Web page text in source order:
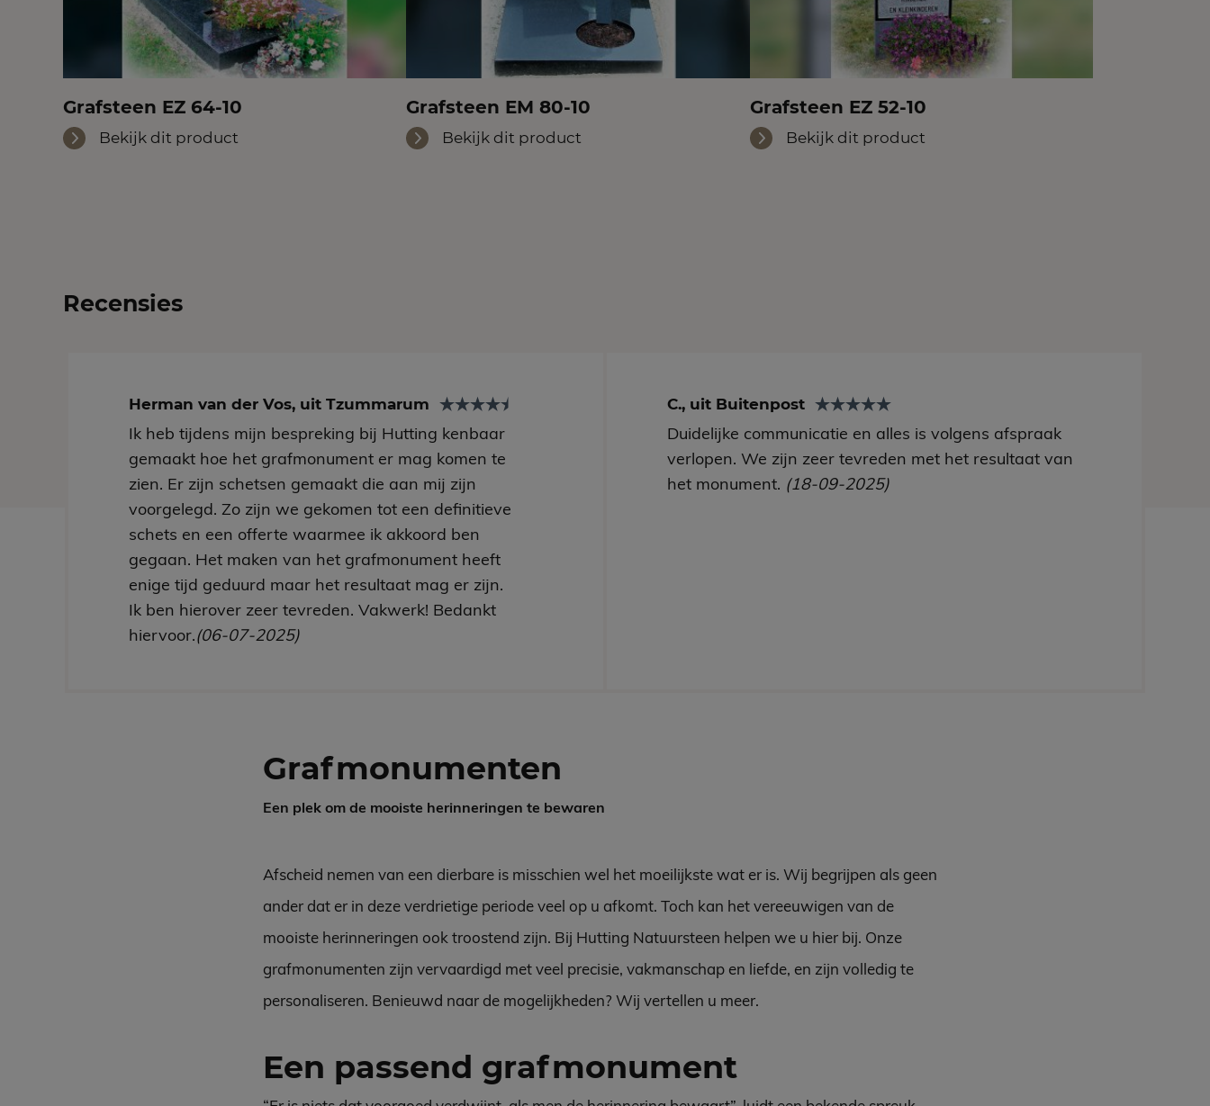
Grafsteen EZ 64-10
Bekijk dit product
Grafsteen EM 80-10
Bekijk dit product
Grafsteen EZ 52-10
Bekijk dit product
Recensies
Herman van der Vos, uit Tzummarum
Ik heb tijdens mijn bespreking bij Hutting kenbaar
gemaakt hoe het grafmonument er mag komen te
zien. Er zijn schetsen gemaakt die aan mij zijn
voorgelegd. Zo zijn we gekomen tot een definitieve
schets en een offerte waarmee ik akkoord ben
gegaan. Het maken van het grafmonument heeft
enige tijd geduurd maar het resultaat mag er zijn.
Ik ben hierover zeer tevreden. Vakwerk! Bedankt
hiervoor.(06-07-2025)
C., uit Buitenpost
Duidelijke communicatie en alles is volgens afspraak
verlopen. We zijn zeer tevreden met het resultaat van
het monument. (18-09-2025)
Grafmonumenten
Een plek om de mooiste herinneringen te bewaren
Afscheid nemen van een dierbare is misschien wel het moeilijkste wat er is. Wij begrijpen als geen
ander dat er in deze verdrietige periode veel op u afkomt. Toch kan het vereeuwigen van de
mooiste herinneringen ook troostend zijn. Bij Hutting Natuursteen helpen we u hier bij. Onze
grafmonumenten zijn vervaardigd met veel precisie, vakmanschap en liefde, en zijn volledig te
personaliseren. Benieuwd naar de mogelijkheden? Wij vertellen u meer.
Een passend grafmonument